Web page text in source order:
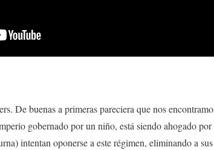
De buenas a primeras pareciera que nos
gobernado por un niño, está siendo ahogado
intentan oponerse a este régimen, eliminando a